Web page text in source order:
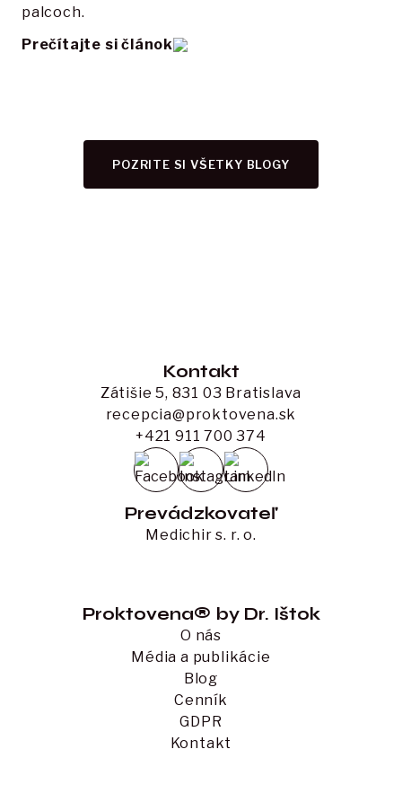
palcoch.
Prečítajte si článok
POZRITE SI VŠETKY BLOGY
Kontakt
Zátišie 5, 831 03 Bratislava
recepcia@proktovena.sk
+421 911 700 374
Prevádzkovateľ
Medichir s. r. o.
Proktovena® by Dr. Ištok
O nás
Média a publikácie
Blog
Cenník
GDPR
Kontakt